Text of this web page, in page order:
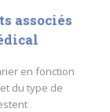
associés
en fonction
du type de